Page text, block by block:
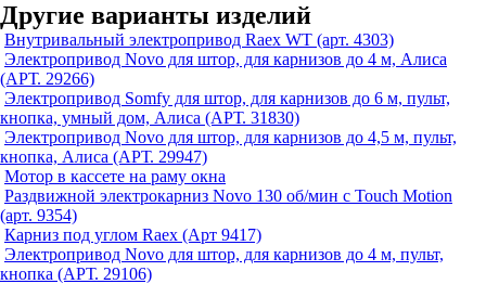
Другие варианты изделий
Внутривальный электропривод Raex WT (арт. 4303)
Электропривод Novo для штор, для карнизов до 4 м, Алиса
(АРТ. 29266)
Электропривод Somfy для штор, для карнизов до 6 м, пульт,
кнопка, умный дом, Алиса (АРТ. 31830)
Электропривод Novo для штор, для карнизов до 4,5 м, пульт,
кнопка, Алиса (АРТ. 29947)
Мотор в кассете на раму окна
Раздвижной электрокарниз Novo 130 об/мин с Touch Motion
(арт. 9354)
Карниз под углом Raex (Арт 9417)
Электропривод Novo для штор, для карнизов до 4 м, пульт,
кнопка (АРТ. 29106)